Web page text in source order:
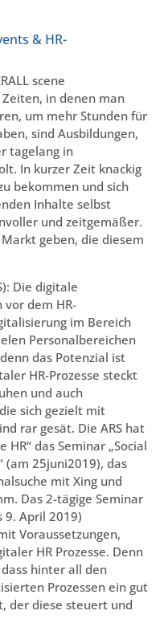
& HR-
scene
in denen man
um mehr Stunden für
sind Ausbildungen,
tagelang in
In kurzer Zeit knackig
bekommen und sich
Inhalte selbst
und zeitgemäßer.
geben, die diesem
Die digitale
dem HR-
im Bereich
Personalbereichen
das Potenzial ist
HR-Prozesse steckt
und auch
sich gezielt mit
rar gesät. Die ARS hat
das Seminar „Social
(am 25juni2019), das
mit Xing und
Das 2-tägige Seminar
9. April 2019)
Voraussetzungen,
HR Prozesse. Denn
hinter all den
Prozessen ein gut
der diese steuert und